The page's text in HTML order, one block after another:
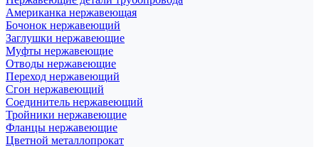
Американка нержавеющая
Бочонок нержавеющий
Заглушки нержавеющие
Муфты нержавеющие
Отводы нержавеющие
Переход нержавеющий
Сгон нержавеющий
Соединитель нержавеющий
Тройники нержавеющие
Фланцы нержавеющие
Цветной металлопрокат